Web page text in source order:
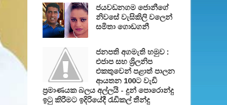
ජයවඩනගම ජොනීගේ
නිවසේ වැසිකිලි වලෙන්
සමිතා ගොඩගනී
ජනපති අගමැති හමුව :
එජාප සහ ශ්‍රිලනිප
එකතුවෙන් පළාත් පාලන
ආයතන 100ට වැඩි
ප්‍රමාණයක බලය අල්ලයි - දුන් පොරොන්දු
ඉටු කිරීමට ඉදිරියේදී රැඩිකල් තීන්දු